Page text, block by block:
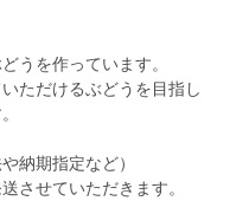
うを作っています。
ただけるぶどうを目指し
納期指定など）
させていただきます。